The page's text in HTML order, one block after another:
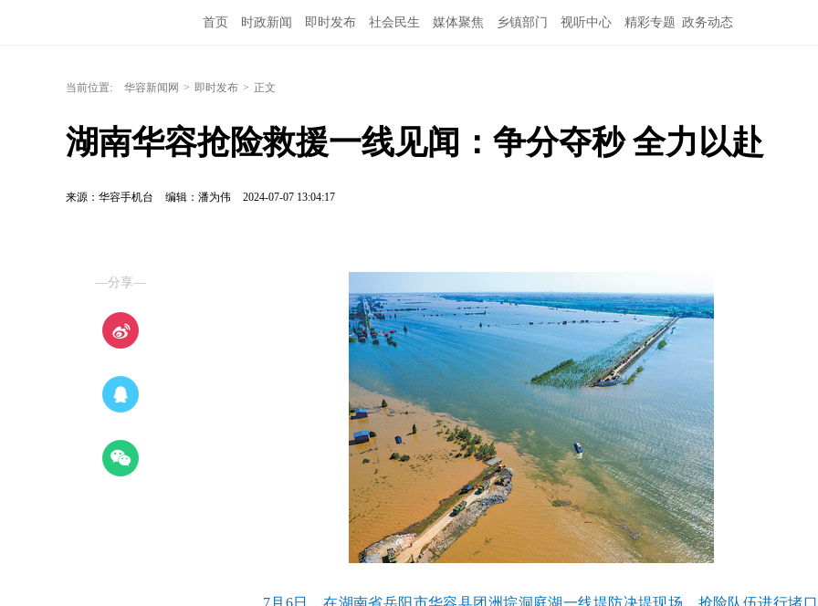
首页 时政新闻 即时发布 社会民生 媒体聚焦 乡镇部门 视听中心 精彩专题 政务动态
当前位置: 华容新闻网 > 即时发布 > 正文
湖南华容抢险救援一线见闻：争分夺秒 全力以赴
来源：华容手机台 编辑：潘为伟 2024-07-07 13:04:17
—分享—
7月6日，在湖南省岳阳市华容县团洲垸洞庭湖一线堤防决堤现场，抢险队伍进行堵